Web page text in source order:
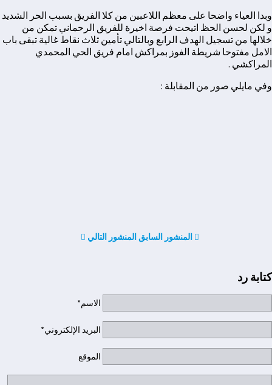
وبدا العياء واضحا على معظم اللاعبين من كلا الفريق بسبب الحر الشديد
و لكن لحسن الحظ اتيحت فرصة اخيرة للفريق الرحماني تمكن من
خلالها من تسجيل الهدف الرابع وبالتالي تأمين ثلاث نقاط غالية تبقى باب
الامل مفتوحا شريطة الفوز بمراكش امام فريق الحي المحمدي
المراكشي .
وفي مايلي صور من المقابلة :
المنشور السابقالمنشور التالي
كتابة رد
الاسم*
البريد الإلكتروني*
الموقع